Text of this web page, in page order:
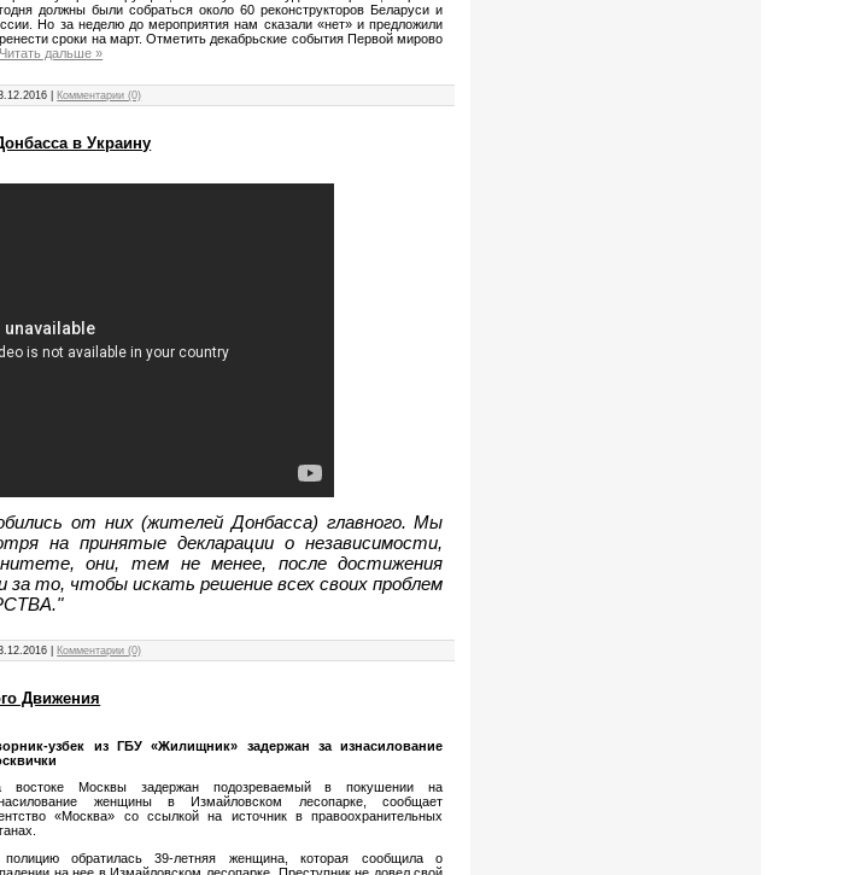
должны были собраться около 60 реконструкторов Беларуси и
Но за неделю до мероприятия нам сказали «нет» и предложили
сроки на март. Отметить декабрьские события Первой мирово
Читать дальше »
Комментарии (0)
в Украину
от них (жителей Донбасса) главного. Мы
на принятые декларации о независимости,
они, тем не менее, после достижения
за то, чтобы искать решение всех своих проблем
Комментарии (0)
Движения
узбек из ГБУ «Жилищник» задержан за изнасилование
востоке Москвы задержан подозреваемый в покушении на
женщины в Измайловском лесопарке, сообщает
«Москва» со ссылкой на источник в правоохранительных
обратилась 39-летняя женщина, которая сообщила о